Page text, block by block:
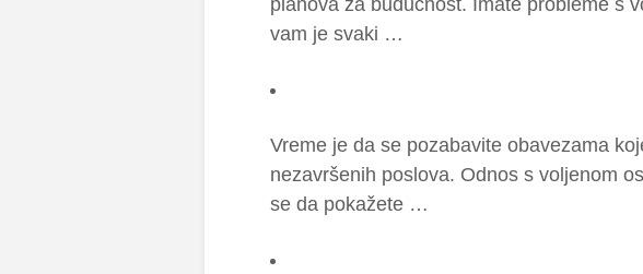
planova za budućnost. Imate probleme s
vam je svaki …
Vreme je da se pozabavite obavezama
nezavršenih poslova. Odnos s voljenom
se da pokažete …